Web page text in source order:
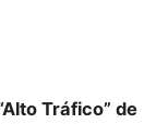
Tráfico” de